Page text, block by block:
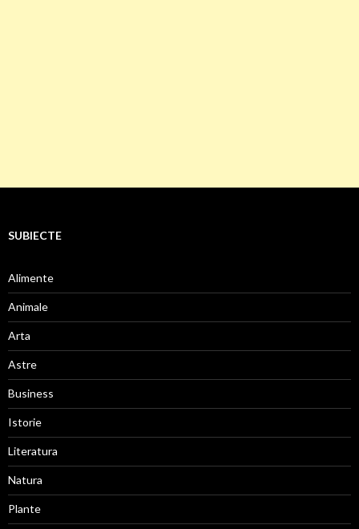
SUBIECTE
Alimente
Animale
Arta
Astre
Business
Istorie
Literatura
Natura
Plante